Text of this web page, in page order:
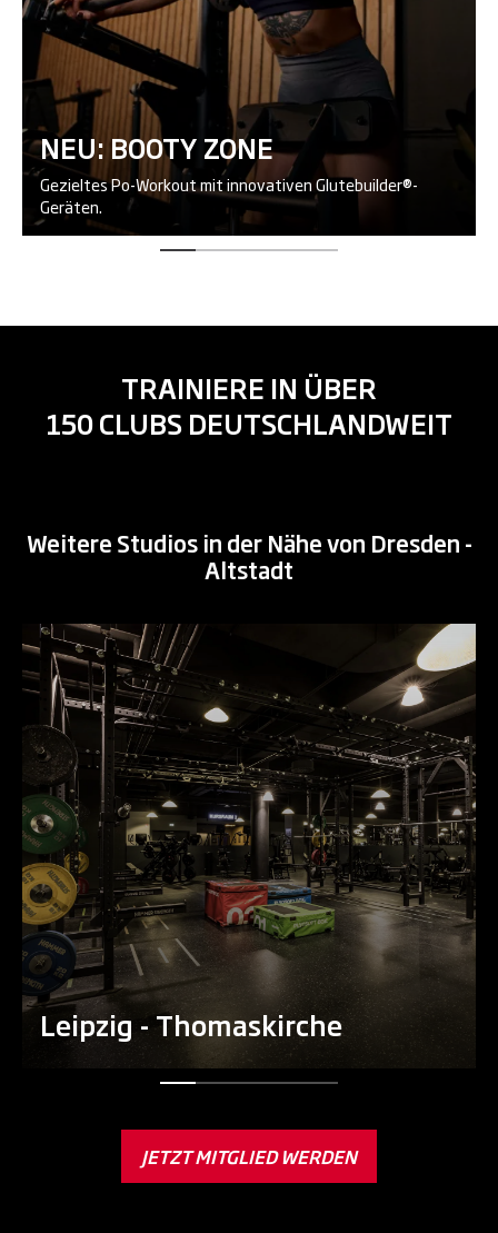
NEU: BOOTY ZONE
Gezieltes Po-Workout mit innovativen Glutebuilder®-
Geräten.
TRAINIERE IN ÜBER
150 CLUBS DEUTSCHLANDWEIT
Weitere Studios in der Nähe von Dresden -
Altstadt
Leipzig - Thomaskirche
JETZT MITGLIED WERDEN